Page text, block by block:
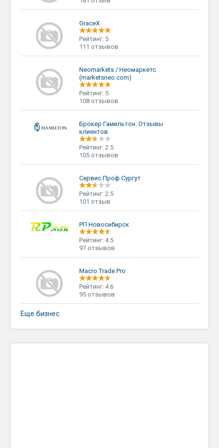
GraceХ
Рейтинг: 5
111 отзывов
Neomarkets / Неомаркетс
(marketsneo.com)
Рейтинг: 5
108 отзывов
Брокер Гамильтон. Отзывы
клиентов
Рейтинг: 2.5
105 отзывов
Сервис Проф Сургут
Рейтинг: 2.5
101 отзыв
РП Новосибирск
Рейтинг: 4.5
97 отзывов
Macro Trade Pro
Рейтинг: 4.6
95 отзывов
Еще бизнес